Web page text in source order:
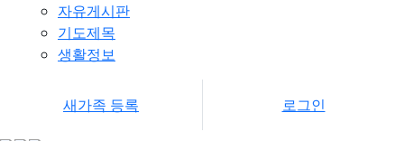
자유게시판
기도제목
생활정보
새가족 등록 로그인